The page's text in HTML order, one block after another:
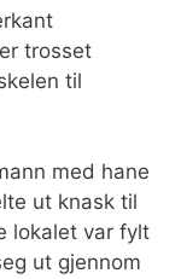
trosset
til
med hane
ut knask til
lokalet var fylt
ut gjennom